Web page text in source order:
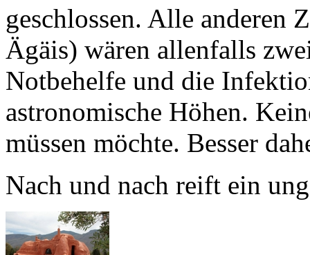
geschlossen. Alle anderen
Ägäis) wären allenfalls
Notbehelfe und die
astronomische Höhen.
müssen möchte. Besser
Nach und nach reift ein